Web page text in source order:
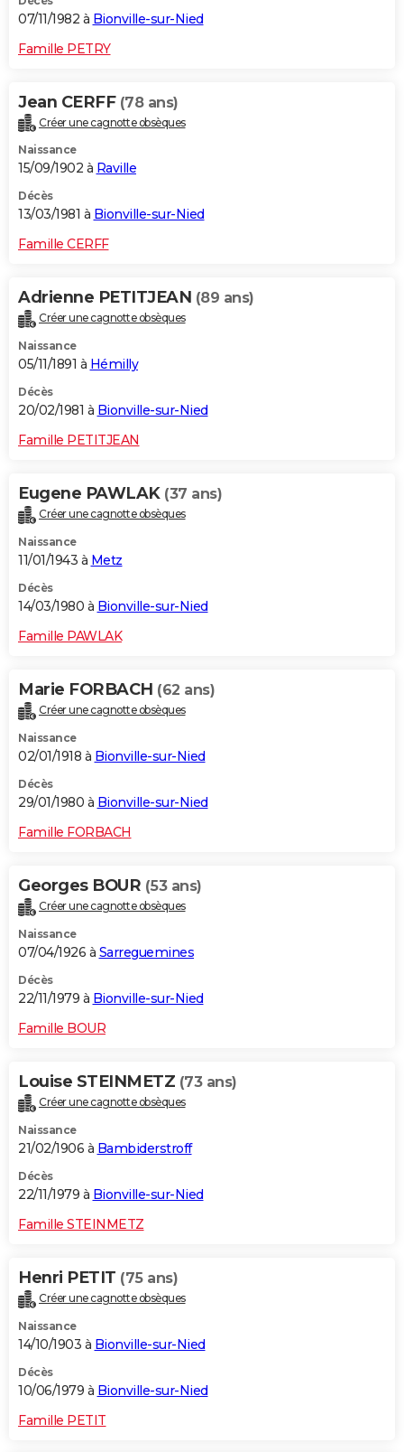
07/11/1982 à Bionville-sur-Nied
Famille PETRY
Jean CERFF (78 ans)
Créer une cagnotte obsèques
Naissance
15/09/1902 à Raville
Décès
13/03/1981 à Bionville-sur-Nied
Famille CERFF
Adrienne PETITJEAN (89 ans)
Créer une cagnotte obsèques
Naissance
05/11/1891 à Hémilly
Décès
20/02/1981 à Bionville-sur-Nied
Famille PETITJEAN
Eugene PAWLAK (37 ans)
Créer une cagnotte obsèques
Naissance
11/01/1943 à Metz
Décès
14/03/1980 à Bionville-sur-Nied
Famille PAWLAK
Marie FORBACH (62 ans)
Créer une cagnotte obsèques
Naissance
02/01/1918 à Bionville-sur-Nied
Décès
29/01/1980 à Bionville-sur-Nied
Famille FORBACH
Georges BOUR (53 ans)
Créer une cagnotte obsèques
Naissance
07/04/1926 à Sarreguemines
Décès
22/11/1979 à Bionville-sur-Nied
Famille BOUR
Louise STEINMETZ (73 ans)
Créer une cagnotte obsèques
Naissance
21/02/1906 à Bambiderstroff
Décès
22/11/1979 à Bionville-sur-Nied
Famille STEINMETZ
Henri PETIT (75 ans)
Créer une cagnotte obsèques
Naissance
14/10/1903 à Bionville-sur-Nied
Décès
10/06/1979 à Bionville-sur-Nied
Famille PETIT